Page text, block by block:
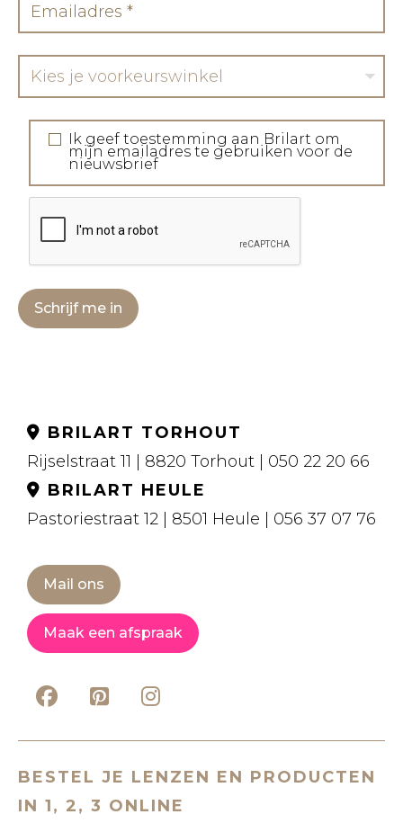
Kies je voorkeurswinkel
Ik geef toestemming aan Brilart om
mijn emailadres te gebruiken voor de
nieuwsbrief
Schrijf me in
BRILART TORHOUT
Rijselstraat 11 | 8820 Torhout | 050 22 20 66
BRILART HEULE
Pastoriestraat 12 | 8501 Heule | 056 37 07 76
Mail ons
Maak een afspraak
BESTEL JE LENZEN EN PRODUCTEN
IN 1, 2, 3 ONLINE